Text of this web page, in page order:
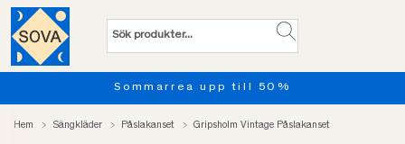
Sommarrea upp till 50%
Hem Sängkläder Påslakanset Gripsholm Vintage Påslakanset